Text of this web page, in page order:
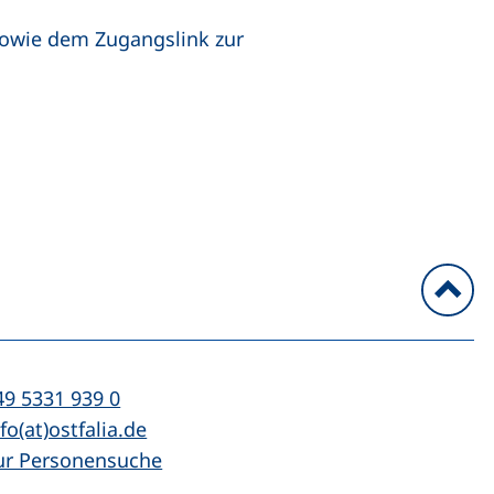
dem Zugangslink zur
5331 939 0(startet einen Telefonanruf, wenn Ihr
(öffnet Ihr E-Mail-Programm)
Personensuche